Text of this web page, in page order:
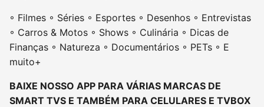
◦ Filmes ◦ Séries ◦ Esportes ◦ Desenhos ◦ Entrevistas
◦ Carros & Motos ◦ Shows ◦ Culinária ◦ Dicas de
Finanças ◦ Natureza ◦ Documentários ◦ PETs ◦ E
muito+
BAIXE NOSSO APP PARA VÁRIAS MARCAS DE
SMART TVS E TAMBÉM PARA CELULARES E TVBOX